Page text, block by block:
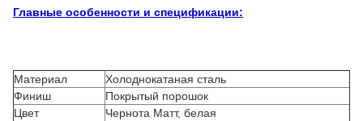
Главные особенности и спецификации:
Материал
Холоднокатаная сталь
Финиш
Покрытый порошок
Цвет
Чернота Матт, белая